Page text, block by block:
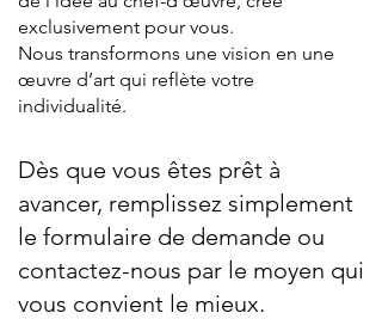
exclusivement pour vous.
Nous transformons une vision en une
œuvre d’art qui reflète votre
individualité.
Dès que vous êtes prêt à
avancer, remplissez simplement
le formulaire de demande ou
contactez-nous par le moyen qui
vous convient le mieux.